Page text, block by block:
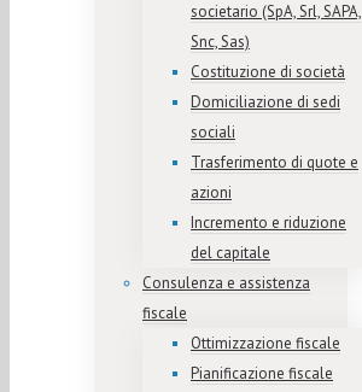
societario (SpA, Srl, SAPA,
Snc, Sas)
Costituzione di società
Domiciliazione di sedi
sociali
Trasferimento di quote e
azioni
Incremento e riduzione
del capitale
Consulenza e assistenza
fiscale
Ottimizzazione fiscale
Pianificazione fiscale